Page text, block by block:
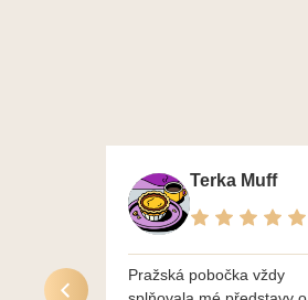
Terka Muff
Pražská pobočka vždy